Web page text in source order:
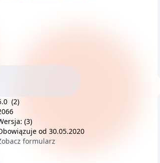
(2)
(3)
od 30.05.2020
formularz